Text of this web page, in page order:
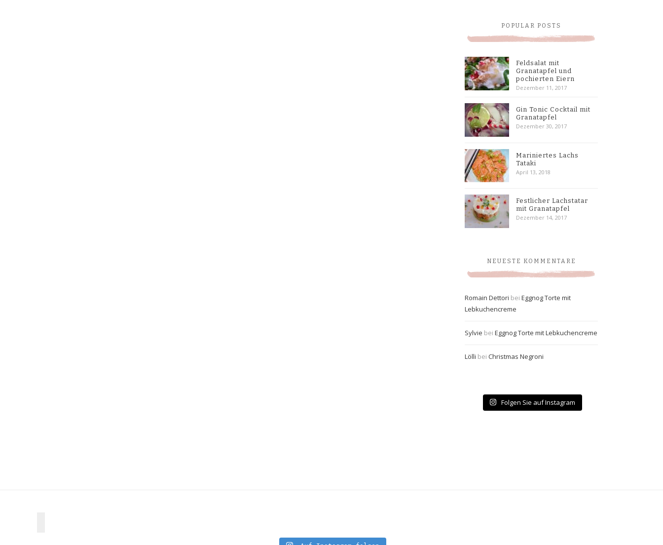
POPULAR POSTS
Feldsalat mit
Granatapfel und
pochierten Eiern
Dezember 11, 2017
Gin Tonic Cocktail mit
Granatapfel
Dezember 30, 2017
Mariniertes Lachs
Tataki
April 13, 2018
Festlicher Lachstatar
mit Granatapfel
Dezember 14, 2017
NEUESTE KOMMENTARE
Romain Dettori bei Eggnog Torte mit
Lebkuchencreme
Sylvie bei Eggnog Torte mit Lebkuchencreme
Lölli bei Christmas Negroni
Folgen Sie auf Instagram